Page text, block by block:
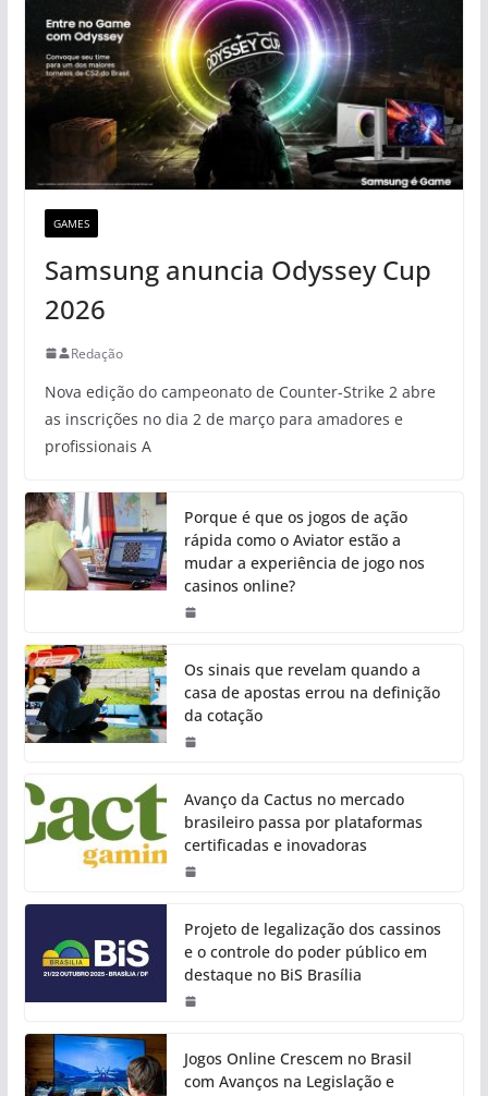
GAMES
Samsung anuncia Odyssey Cup
2026
Redação
Nova edição do campeonato de Counter-Strike 2 abre
as inscrições no dia 2 de março para amadores e
profissionais A
Porque é que os jogos de ação
rápida como o Aviator estão a
mudar a experiência de jogo nos
casinos online?
Os sinais que revelam quando a
casa de apostas errou na definição
da cotação
Avanço da Cactus no mercado
brasileiro passa por plataformas
certificadas e inovadoras
Projeto de legalização dos cassinos
e o controle do poder público em
destaque no BiS Brasília
Jogos Online Crescem no Brasil
com Avanços na Legislação e